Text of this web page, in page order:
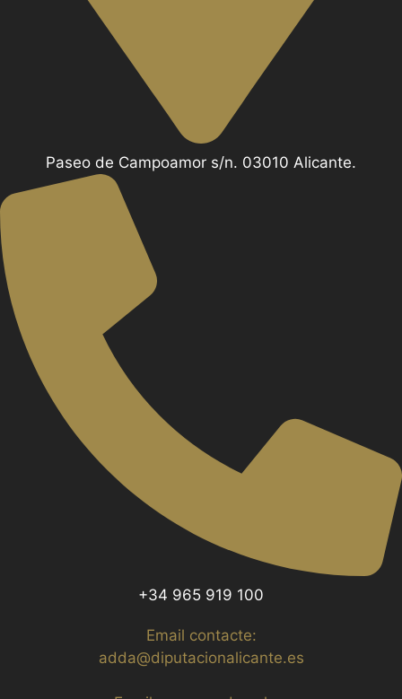
Paseo de Campoamor s/n. 03010 Alicante.
+34 965 919 100
Email contacte:
adda@diputacionalicante.es